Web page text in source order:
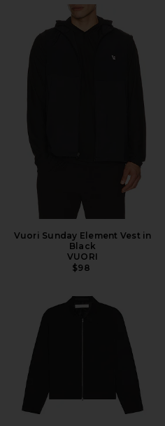
Vuori Sunday Element Vest in
Black
VUORI
$98